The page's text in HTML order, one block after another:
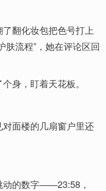
翻化妆包把色号打上
肤流程”，她在评论区回
身，盯着天花板。
面楼的几扇窗户里还
动的数字——23:58，